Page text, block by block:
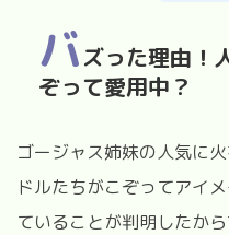
バズった理由！
ぞって愛用中？
ゴージャス姉妹の人気に
ドルたちがこぞってアイ
ていることが判明したから